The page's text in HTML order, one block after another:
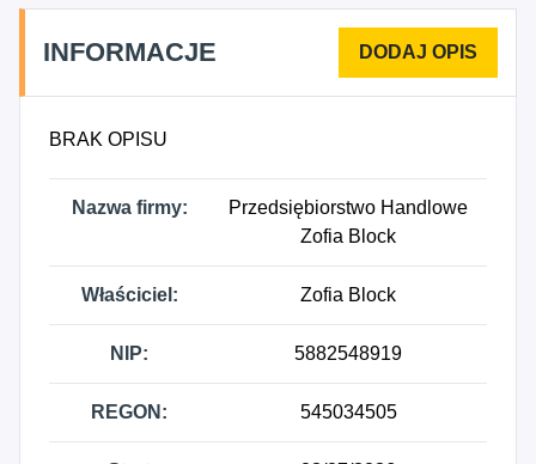
4724Z - Sprzedaż detaliczna pieczywa, ciast,
wyrobów ciastkarskich i cukierniczych prowadzona
detaliczna napojów alkoholowych i
detaliczna wyrobów tytoniowych prowadzona w
wyspecjalizowanych sklepach, 4762Z - Sprzedaż
detaliczna gazet i artykułów piśmiennych
prowadzona w wyspecjalizowanych sklepach,
4764Z - Sprzedaż detaliczna sprzętu sportowego
prowadzona w wyspecjalizowanych sklepach,
4773Z - Sprzedaż detaliczna wyrobów
farmaceutycznych prowadzona w
wyspecjalizowanych sklepach, 4775Z - Sprzedaż
detaliczna kosmetyków i artykułów toaletowych
INFORMACJE
BRAK OPISU
Nazwa firmy:
Przedsiębiorstwo Handlowe
Zofia Block
Właściciel: Zofia Block
NIP: 5882548919
REGON: 545034505